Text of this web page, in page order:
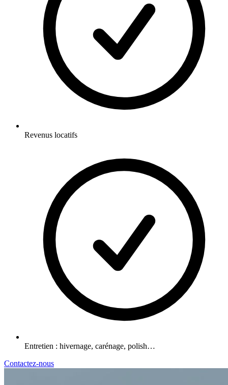
Revenus locatifs
Entretien : hivernage, carénage, polish…
Contactez-nous